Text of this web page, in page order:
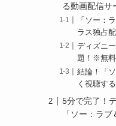
る動画配信サ
「ソー：
ラス独占
ディズニ
題！※無料
結論！「
く視聴す
5分で完了！
「ソー：ラ